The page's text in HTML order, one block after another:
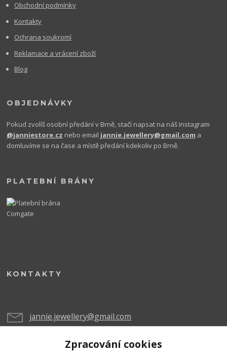
Obchodní podmínky
Kontakty
Ochrana soukromí
Reklamace a vrácení zboží
Blog
OBJEDNÁVKY
Pokud zvolíš osobní předání v Brně, stačí napsat na náš Instagram
@janniestore.cz nebo email jannie.jewellery@gmail.com a
domluvíme se na čase a místě předání kdekoliv po Brně.
PLATEBNÍ BRÁNY
KONTAKTY
jannie.jewellery@gmail.com
Zpracování cookies